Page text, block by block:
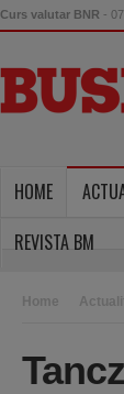
Curs valutar BNR -
HOME
REVISTA BM
Home